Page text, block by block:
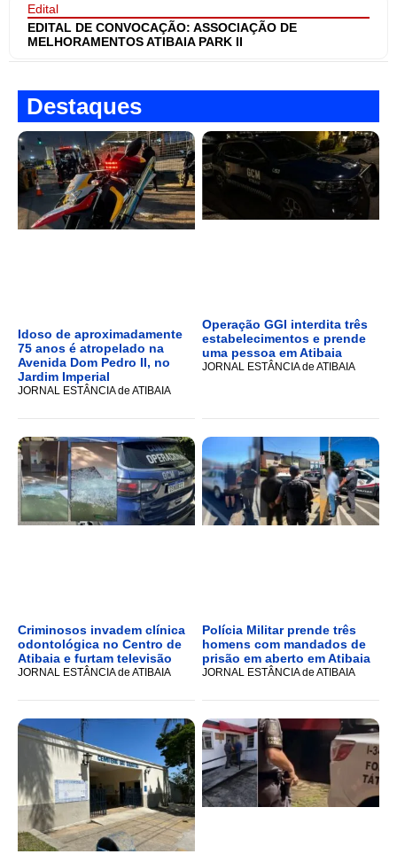
Edital
EDITAL DE CONVOCAÇÃO: ASSOCIAÇÃO DE
MELHORAMENTOS ATIBAIA PARK II
Destaques
Idoso de aproximadamente
75 anos é atropelado na
Avenida Dom Pedro II, no
Jardim Imperial
JORNAL ESTÂNCIA de ATIBAIA
Operação GGI interdita três
estabelecimentos e prende
uma pessoa em Atibaia
JORNAL ESTÂNCIA de ATIBAIA
Criminosos invadem clínica
odontológica no Centro de
Atibaia e furtam televisão
JORNAL ESTÂNCIA de ATIBAIA
Polícia Militar prende três
homens com mandados de
prisão em aberto em Atibaia
JORNAL ESTÂNCIA de ATIBAIA